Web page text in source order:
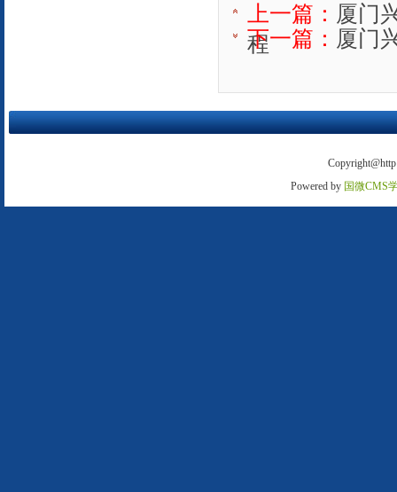
上一篇： 厦门
程
下一篇： 厦门
Powered by 国微CMS